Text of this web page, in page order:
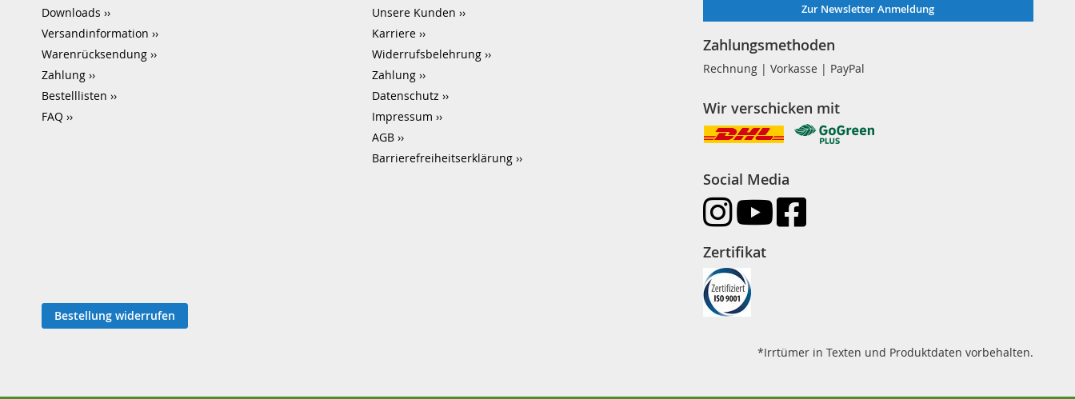
Downloads
Versandinformation
Warenrücksendung
Zahlung
Bestelllisten
FAQ
Unsere Kunden
Karriere
Widerrufsbelehrung
Zahlung
Datenschutz
Impressum
AGB
Barrierefreiheitserklärung
Zur Newsletter Anmeldung
Zahlungsmethoden
Rechnung | Vorkasse | PayPal
Wir verschicken mit
Social Media
Bestellung widerrufen
Zertifikat
*Irrtümer in Texten und Produktdaten vorbehalten.